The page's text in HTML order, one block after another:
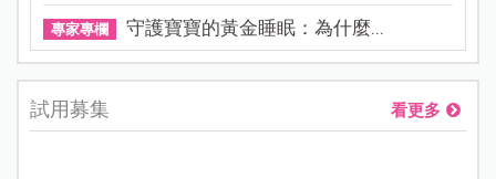
專家專欄 守護寶寶的黃金睡眠：為什麼...
試用募集 看更多